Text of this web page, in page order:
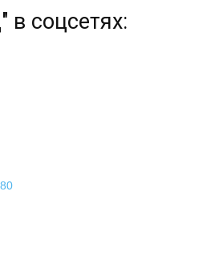
в соцсетях: